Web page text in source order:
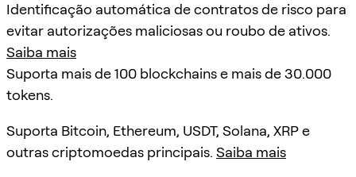
Identificação automática de contratos de risco para
evitar autorizações maliciosas ou roubo de ativos.
Saiba mais
Suporta mais de 100 blockchains e mais de 30.000
tokens.
Suporta Bitcoin, Ethereum, USDT, Solana, XRP e
outras criptomoedas principais. Saiba mais